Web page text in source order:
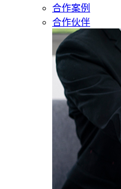
合作案例
合作伙伴